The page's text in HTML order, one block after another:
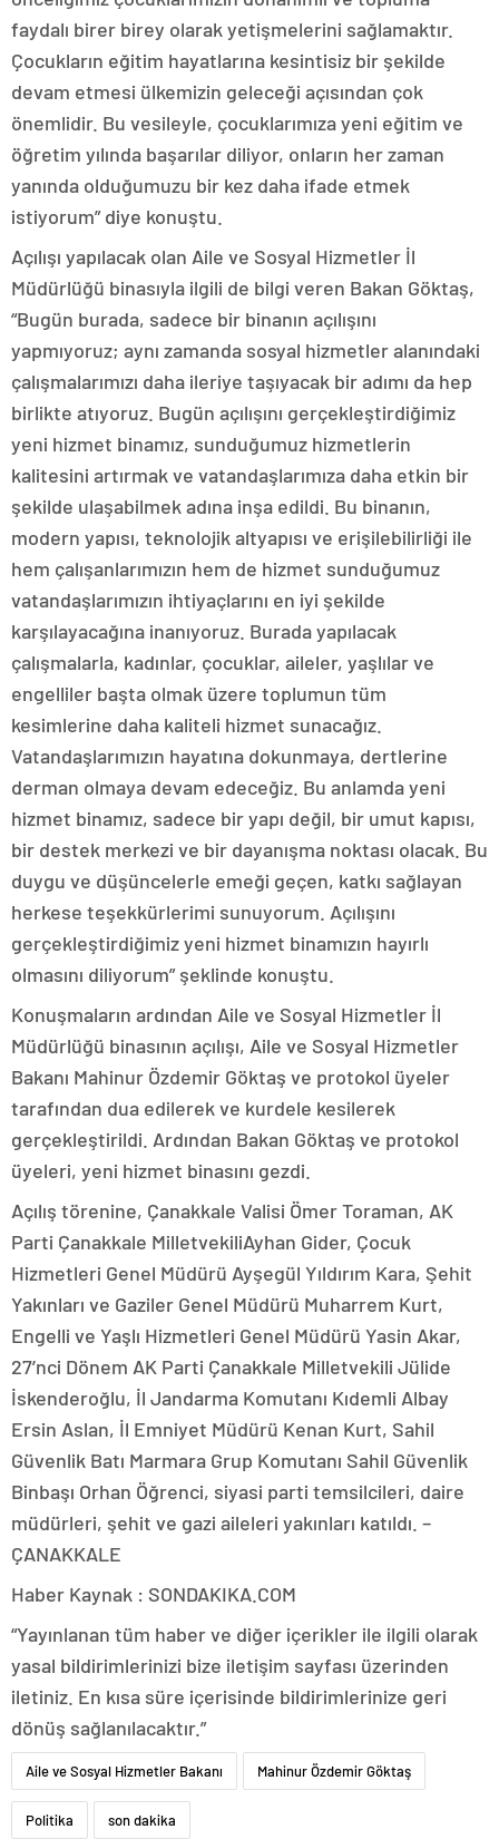
faydalı birer birey olarak yetişmelerini sağlamaktır.
Çocukların eğitim hayatlarına kesintisiz bir şekilde
devam etmesi ülkemizin geleceği açısından çok
önemlidir. Bu vesileyle, çocuklarımıza yeni eğitim ve
öğretim yılında başarılar diliyor, onların her zaman
yanında olduğumuzu bir kez daha ifade etmek
istiyorum” diye konuştu.
Açılışı yapılacak olan Aile ve Sosyal Hizmetler İl
Müdürlüğü binasıyla ilgili de bilgi veren Bakan Göktaş,
“Bugün burada, sadece bir binanın açılışını
yapmıyoruz; aynı zamanda sosyal hizmetler alanındaki
çalışmalarımızı daha ileriye taşıyacak bir adımı da hep
birlikte atıyoruz. Bugün açılışını gerçekleştirdiğimiz
yeni hizmet binamız, sunduğumuz hizmetlerin
kalitesini artırmak ve vatandaşlarımıza daha etkin bir
şekilde ulaşabilmek adına inşa edildi. Bu binanın,
modern yapısı, teknolojik altyapısı ve erişilebilirliği ile
hem çalışanlarımızın hem de hizmet sunduğumuz
vatandaşlarımızın ihtiyaçlarını en iyi şekilde
karşılayacağına inanıyoruz. Burada yapılacak
çalışmalarla, kadınlar, çocuklar, aileler, yaşlılar ve
engelliler başta olmak üzere toplumun tüm
kesimlerine daha kaliteli hizmet sunacağız.
Vatandaşlarımızın hayatına dokunmaya, dertlerine
derman olmaya devam edeceğiz. Bu anlamda yeni
hizmet binamız, sadece bir yapı değil, bir umut kapısı,
bir destek merkezi ve bir dayanışma noktası olacak. Bu
duygu ve düşüncelerle emeği geçen, katkı sağlayan
herkese teşekkürlerimi sunuyorum. Açılışını
gerçekleştirdiğimiz yeni hizmet binamızın hayırlı
olmasını diliyorum” şeklinde konuştu.
Konuşmaların ardından Aile ve Sosyal Hizmetler İl
Müdürlüğü binasının açılışı, Aile ve Sosyal Hizmetler
Bakanı Mahinur Özdemir Göktaş ve protokol üyeler
tarafından dua edilerek ve kurdele kesilerek
gerçekleştirildi. Ardından Bakan Göktaş ve protokol
üyeleri, yeni hizmet binasını gezdi.
Açılış törenine, Çanakkale Valisi Ömer Toraman, AK
Parti Çanakkale MilletvekiliAyhan Gider, Çocuk
Hizmetleri Genel Müdürü Ayşegül Yıldırım Kara, Şehit
Yakınları ve Gaziler Genel Müdürü Muharrem Kurt,
Engelli ve Yaşlı Hizmetleri Genel Müdürü Yasin Akar,
27’nci Dönem AK Parti Çanakkale Milletvekili Jülide
İskenderoğlu, İl Jandarma Komutanı Kıdemli Albay
Ersin Aslan, İl Emniyet Müdürü Kenan Kurt, Sahil
Güvenlik Batı Marmara Grup Komutanı Sahil Güvenlik
Binbaşı Orhan Öğrenci, siyasi parti temsilcileri, daire
müdürleri, şehit ve gazi aileleri yakınları katıldı. –
ÇANAKKALE
Haber Kaynak : SONDAKIKA.COM
“Yayınlanan tüm haber ve diğer içerikler ile ilgili olarak
yasal bildirimlerinizi bize iletişim sayfası üzerinden
iletiniz. En kısa süre içerisinde bildirimlerinize geri
dönüş sağlanılacaktır.”
Aile ve Sosyal Hizmetler Bakanı Mahinur Özdemir Göktaş
Politika son dakika